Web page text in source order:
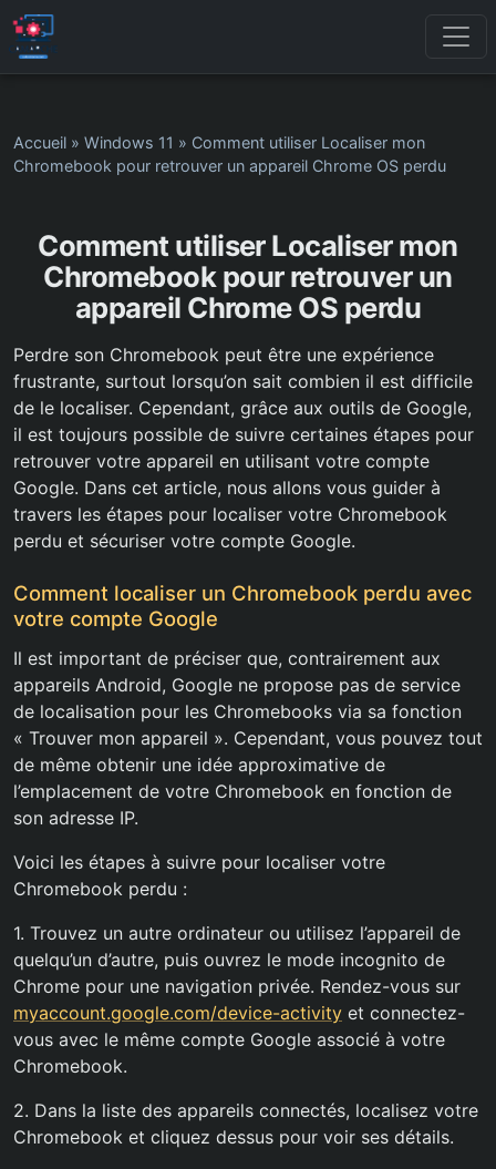
Accueil » Windows 11 » Comment utiliser Localiser mon
Chromebook pour retrouver un appareil Chrome OS perdu
Comment utiliser Localiser mon
Chromebook pour retrouver un
appareil Chrome OS perdu
Perdre son Chromebook peut être une expérience
frustrante, surtout lorsqu’on sait combien il est difficile
de le localiser. Cependant, grâce aux outils de Google,
il est toujours possible de suivre certaines étapes pour
retrouver votre appareil en utilisant votre compte
Google. Dans cet article, nous allons vous guider à
travers les étapes pour localiser votre Chromebook
perdu et sécuriser votre compte Google.
Comment localiser un Chromebook perdu avec
votre compte Google
Il est important de préciser que, contrairement aux
appareils Android, Google ne propose pas de service
de localisation pour les Chromebooks via sa fonction
« Trouver mon appareil ». Cependant, vous pouvez tout
de même obtenir une idée approximative de
l’emplacement de votre Chromebook en fonction de
son adresse IP.
Voici les étapes à suivre pour localiser votre
Chromebook perdu :
1. Trouvez un autre ordinateur ou utilisez l’appareil de
quelqu’un d’autre, puis ouvrez le mode incognito de
Chrome pour une navigation privée. Rendez-vous sur
myaccount.google.com/device-activity et connectez-
vous avec le même compte Google associé à votre
Chromebook.
2. Dans la liste des appareils connectés, localisez votre
Chromebook et cliquez dessus pour voir ses détails.